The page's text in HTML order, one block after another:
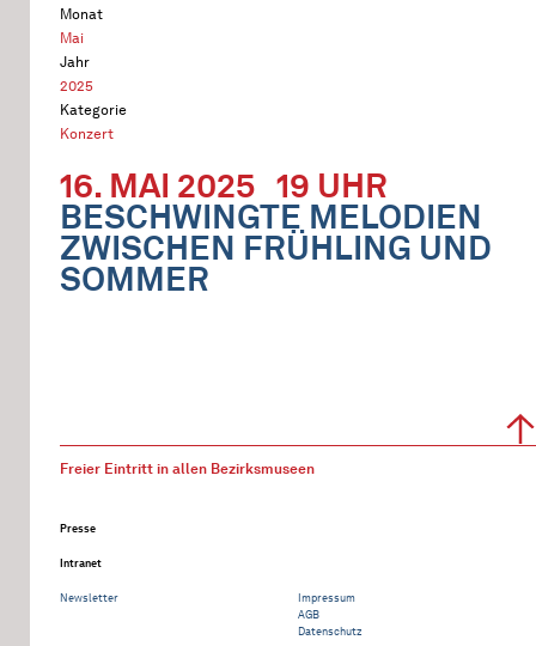
Monat
Mai
Jahr
2025
Kategorie
Konzert
16. MAI 2025 19 UHR
BESCHWINGTE MELODIEN
ZWISCHEN FRÜHLING UND
SOMMER
Freier Eintritt in allen Bezirksmuseen
Presse
Intranet
Newsletter
Impressum
AGB
Datenschutz